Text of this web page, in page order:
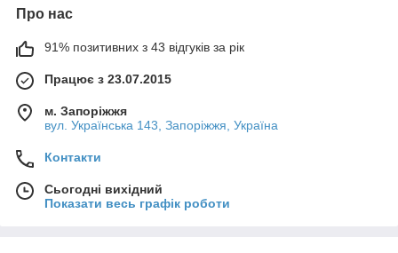
Довго служить
Міцність на розрив, стійкість до УФ-излучениюи гнучкість
бітумного підстави відповідають ГОСТ 32806–2014. Гарантія
на гнучку черепицю серії Europa складає 20 років
Клеїться міцно
Запатентована бітумна зварювання гонтів володіє
підвищеною силою склеювання. Клейові поверхні утворюють
єдину молекулярну систему — як при зварюванні металу
Про нас
91% позитивних з 43 відгуків за рік
Працює з 23.07.2015
м. Запоріжжя
вул. Українська 143, Запоріжжя, Україна
Контакти
Сьогодні вихідний
Показати весь графік роботи